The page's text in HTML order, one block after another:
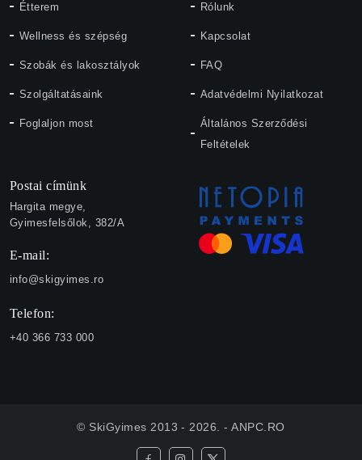
Étterem
Wellness és szépség
Szobák és lakosztályok
Szolgáltatásaink
Foglaljon most
Rólunk
Kapcsolat
FAQ
Adatvédelmi Nyilatkozat
Általános Szerződési
Feltételek
Postai címünk
Hargita megye,
Gyimesfelsőlok, 382/A
E-mail:
info@skigyimes.ro
Telefon:
+40 366 733 000
© SkiGyimes 2013 - 2026. -ANPC.RO